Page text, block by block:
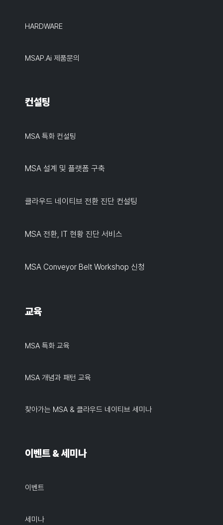
HARDWARE
MSAP.ai 제품문의
컨설팅
MSA 특화 컨설팅
MSA 설계 및 플랫폼 구축
클라우드 네이티브 전환 진단 컨설팅
MSA 전환, IT 현황 진단 서비스
MSA Conveyor Belt Workshop 신청
교육
MSA 특화 교육
MSA 개념과 패턴 교육
찾아가는 MSA & 클라우드 네이티브 세미나
이벤트 & 세미나
이벤트
세미나